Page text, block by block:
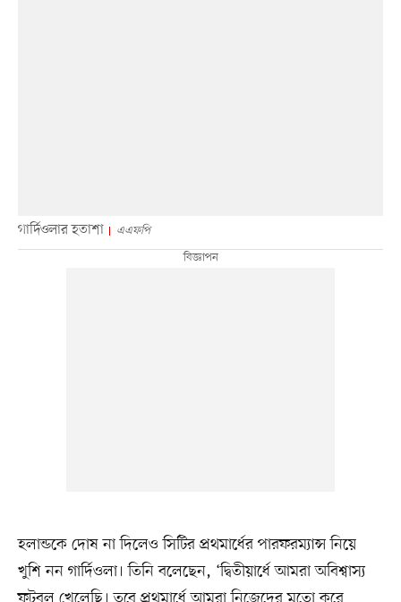
গার্দিওলার হতাশা এএফপি
হলান্ডকে দোষ না দিলেও সিটির প্রথমার্ধের পারফরম্যান্স নিয়ে
খুশি নন গার্দিওলা। তিনি বলেছেন, ‘দ্বিতীয়ার্ধে আমরা অবিশ্বাস্য